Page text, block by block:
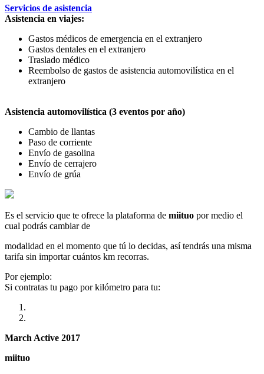
Servicios de asistencia
Asistencia en viajes:
Gastos médicos de emergencia en el extranjero
Gastos dentales en el extranjero
Traslado médico
Reembolso de gastos de asistencia automovilística en el
extranjero
Asistencia automovilística (3 eventos por año)
Cambio de llantas
Paso de corriente
Envío de gasolina
Envío de cerrajero
Envío de grúa
Es el servicio que te ofrece la plataforma de miituo por medio el
cual podrás cambiar de
modalidad en el momento que tú lo decidas, así tendrás una misma
tarifa sin importar cuántos km recorras.
Por ejemplo:
Si contratas tu pago por kilómetro para tu:
March Active 2017
miituo